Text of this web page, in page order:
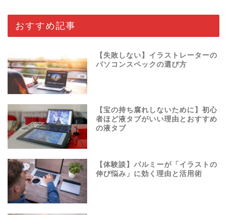
おすすめ記事
【失敗しない】イラストレーターの
パソコンスペックの選び方
【宝の持ち腐れしないために】初心
者ほど液タブがいい理由とおすすめ
の液タブ
【体験談】パルミーが「イラストの
伸び悩み」に効く理由と活用術